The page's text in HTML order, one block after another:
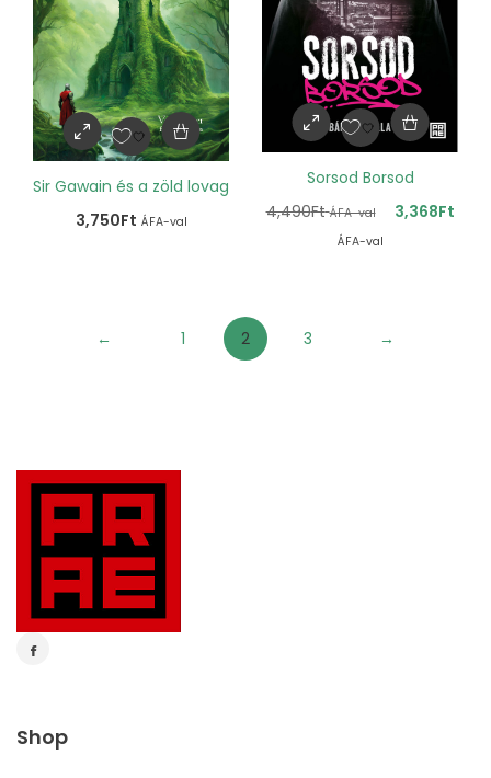
Sir Gawain és a zöld lovag
3,750Ft ÁFA-val
Sorsod Borsod
4,490Ft ÁFA-val 3,368Ft
ÁFA-val
← 1 2 3 →
Shop